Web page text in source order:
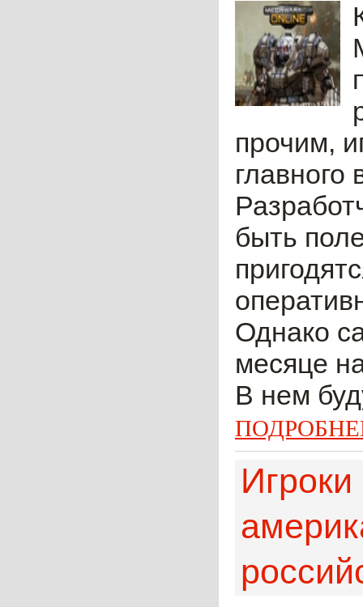
прочим,
быть
Однако
месяце
В нем